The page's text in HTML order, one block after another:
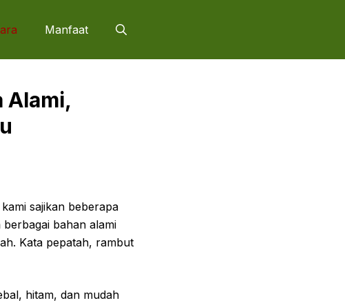
Manfaat
Alami,
sajikan beberapa
bahan alami
Kata pepatah, rambut
hitam, dan mudah